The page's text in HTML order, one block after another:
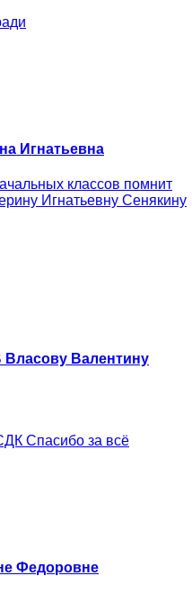
Игнатьевна
классов помнит
Игнатьевну Сенякину
Валентину
Спасибо за всё
Федоровне